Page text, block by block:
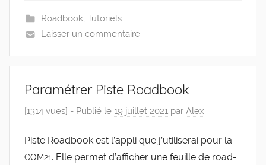
Roadbook, Tutoriels
Laisser un commentaire
Paramétrer Piste Roadbook
[1314 vues] - Publié le 19 juillet 2021 par Alex
Piste Road­book est l’ap­pli que j’u­ti­li­se­rai pour la
COM21. Elle per­met d’af­fi­cher une feuille de road­